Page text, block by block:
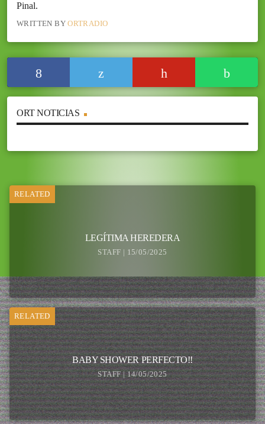
Pinal.
WRITTEN BYORTRADIO
ORT NOTICIAS
RELATED
LEGÍTIMA HEREDERA
STAFF | 15/05/2025
RELATED
BABY SHOWER PERFECTO!!
STAFF | 14/05/2025